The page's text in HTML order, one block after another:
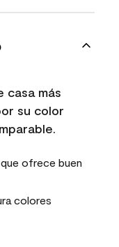
casa más
su color
que ofrece buen
colores